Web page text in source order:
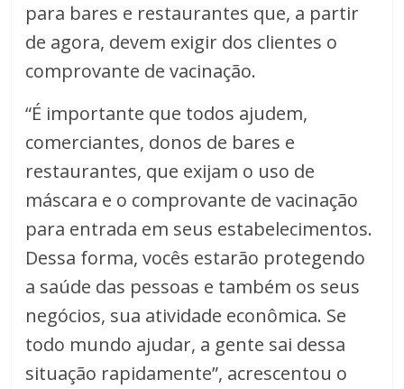
para bares e restaurantes que, a partir
de agora, devem exigir dos clientes o
comprovante de vacinação.
“É importante que todos ajudem,
comerciantes, donos de bares e
restaurantes, que exijam o uso de
máscara e o comprovante de vacinação
para entrada em seus estabelecimentos.
Dessa forma, vocês estarão protegendo
a saúde das pessoas e também os seus
negócios, sua atividade econômica. Se
todo mundo ajudar, a gente sai dessa
situação rapidamente”, acrescentou o